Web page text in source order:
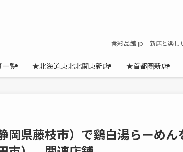
食彩品館.jp 新店と楽し
一覧 ★北海道東北北関東新店 ★首都圏新店
岡県藤枝市）で鷄白湯らーめ